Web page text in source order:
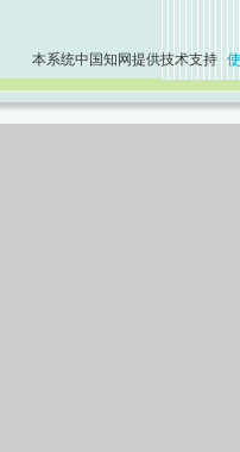
本系统中国知网提供技术支持